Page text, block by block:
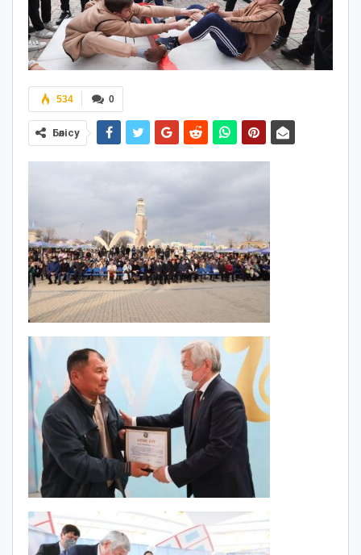
0
534
Бөлісу